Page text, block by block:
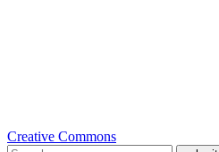
Creative Commons